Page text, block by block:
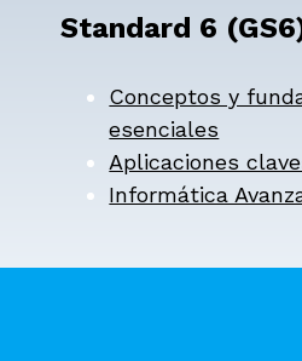
Standard 6
Conceptos y
esenciales
Aplicaciones
Informática